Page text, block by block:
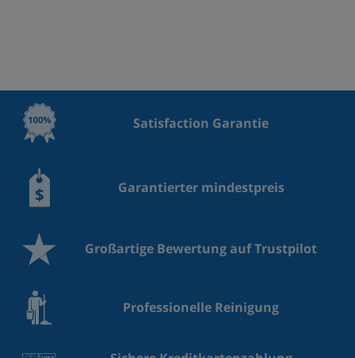
Satisfaction Garantie
Garantierter mindestpreis
Großartige Bewertung auf Trustpilot
Professionelle Reinigung